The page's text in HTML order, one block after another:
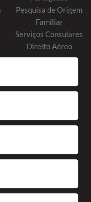
Pesquisa de Origem
Familiar
Serviços Consulares
Direito Aéreo